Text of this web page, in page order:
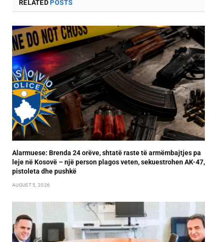
RELATEDPOSTS
Alarmuese: Brenda 24 orëve, shtatë raste të armëmbajtjes pa
leje në Kosovë – një person plagos veten, sekuestrohen AK-47,
pistoleta dhe pushkë
AUGUST 5, 2026